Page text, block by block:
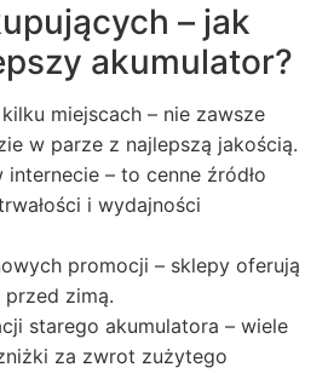
– jak
akumulator?
miejscach – nie zawsze
w parze z najlepszą jakością.
– to cenne źródło
i wydajności
promocji – sklepy oferują
przed zimą.
starego akumulatora – wiele
za zwrot zużytego